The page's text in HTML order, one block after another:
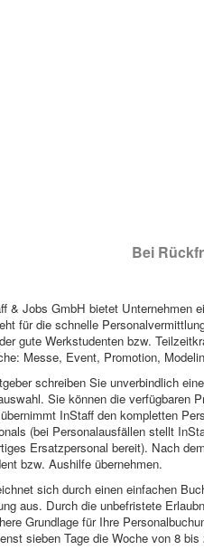
Bei
& Jobs GmbH bietet Unternehmen
für die schnelle
gute Werkstudenten bzw.
Messe, Event, Promotion,
schreiben Sie unverbindlich
Sie können die verfügbaren
InStaff den kompletten
(bei Personalausfällen stellt
Ersatzpersonal bereit). Nach
bzw. Aushilfe übernehmen.
sich durch einen einfachen
aus. Durch die unbefristete
Grundlage für Ihre
sieben Tage die Woche von 8